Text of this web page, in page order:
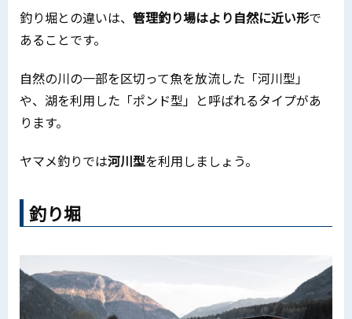
釣り堀との違いは、 管理釣り場はより自然に近い形で
あることです。
自然の川の一部を区切って魚を放流した「河川型」
や、湖を利用した「ポンド型」と呼ばれるタイプがあ
ります。
ヤマメ釣りでは河川型を利用しましょう。
釣り堀